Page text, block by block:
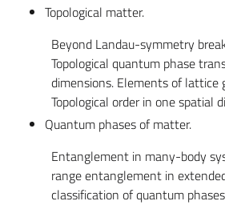
Topological matter.
Beyond Landau-symmetry
Topological quantum phase
dimensions. Elements of lattice
Topological order in one spatial
Quantum phases of matter.
Entanglement in many-body
range entanglement in
classification of quantum